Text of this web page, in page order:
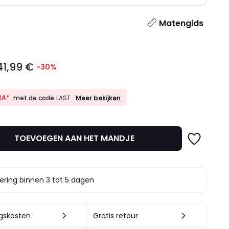
Matengids
€ -30%
met de code LAST
10%
LAST
Meer bekijken
TOEVOEGEN AAN HET MANDJE
binnen 3 tot 5 dagen
Gratis retour